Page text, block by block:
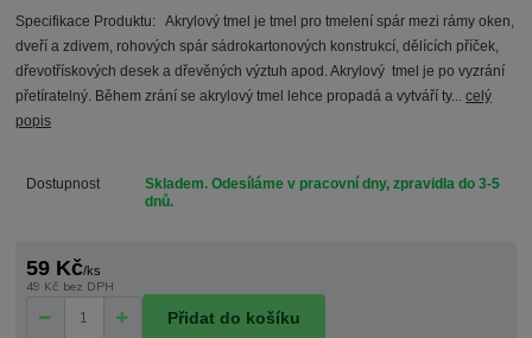
Specifikace Produktu: Akrylový tmel je tmel pro tmelení spár mezi rámy oken,
dveří a zdivem, rohových spár sádrokartonových konstrukcí, dělících příček,
dřevotřískových desek a dřevěných výztuh apod. Akrylový tmel je po vyzrání
přetíratelný. Během zrání se akrylový tmel lehce propadá a vytváří ty...celý
popis
Dostupnost
Skladem. Odesíláme v pracovní dny, zpravidla do 3-5
dnů.
59 Kč/ks
49 Kč bez DPH
Přidat do košíku